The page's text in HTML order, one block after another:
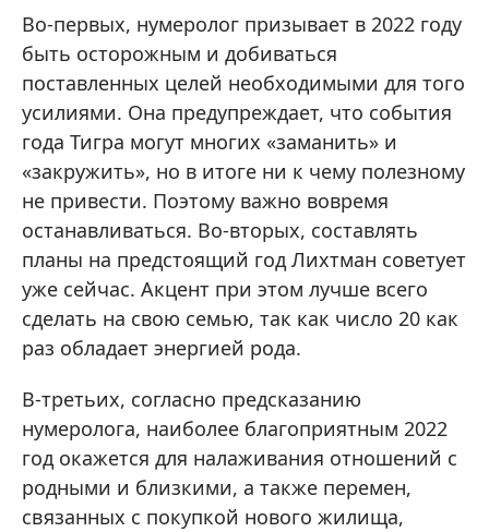
Во-первых, нумеролог призывает в 2022 году
быть осторожным и добиваться
поставленных целей необходимыми для того
усилиями. Она предупреждает, что события
года Тигра могут многих «заманить» и
«закружить», но в итоге ни к чему полезному
не привести. Поэтому важно вовремя
останавливаться. Во-вторых, составлять
планы на предстоящий год Лихтман советует
уже сейчас. Акцент при этом лучше всего
сделать на свою семью, так как число 20 как
раз обладает энергией рода.
В-третьих, согласно предсказанию
нумеролога, наиболее благоприятным 2022
год окажется для налаживания отношений с
родными и близкими, а также перемен,
связанных с покупкой нового жилища,